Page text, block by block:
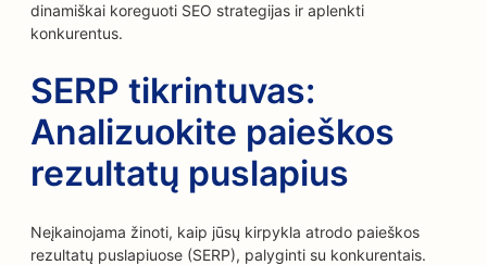
dinamiškai koreguoti SEO strategijas ir aplenkti
konkurentus.
SERP tikrintuvas:
Analizuokite paieškos
rezultatų puslapius
Neįkainojama žinoti, kaip jūsų kirpykla atrodo paieškos
rezultatų puslapiuose (SERP), palyginti su konkurentais.